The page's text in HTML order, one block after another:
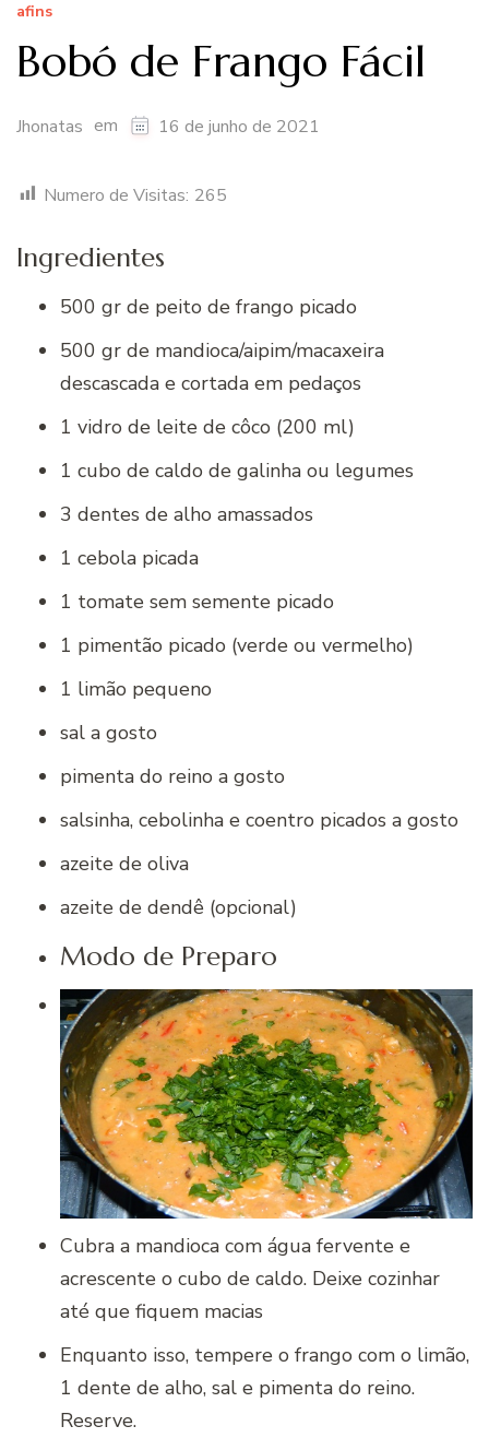
afins
Bobó de Frango Fácil
Jhonatas em 16 de junho de 2021
Numero de Visitas: 265
Ingredientes
500 gr de peito de frango picado
500 gr de mandioca/aipim/macaxeira
descascada e cortada em pedaços
1 vidro de leite de côco (200 ml)
1 cubo de caldo de galinha ou legumes
3 dentes de alho amassados
1 cebola picada
1 tomate sem semente picado
1 pimentão picado (verde ou vermelho)
1 limão pequeno
sal a gosto
pimenta do reino a gosto
salsinha, cebolinha e coentro picados a gosto
azeite de oliva
azeite de dendê (opcional)
Modo de Preparo
Cubra a mandioca com água fervente e
acrescente o cubo de caldo. Deixe cozinhar
até que fiquem macias
Enquanto isso, tempere o frango com o limão,
1 dente de alho, sal e pimenta do reino.
Reserve.